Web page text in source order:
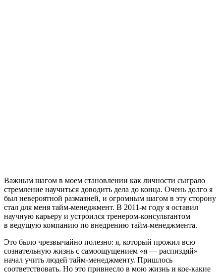
Важным шагом в моем становлении как личности сыграло
стремление научиться доводить дела до конца. Очень долго я
был невероятной размазней, и огромным шагом в эту сторону
стал для меня тайм-менеджмент. В 2011-м году я оставил
научную карьеру и устроился тренером-консультантом
в ведущую компанию по внедрению тайм-менеджмента.
Это было чрезвычайно полезно: я, который прожил всю
сознательную жизнь с самоощущением «я — распиздяй»
начал учить людей тайм-менеджменту. Пришлось
соответствовать. Но это привнесло в мою жизнь и кое-какие